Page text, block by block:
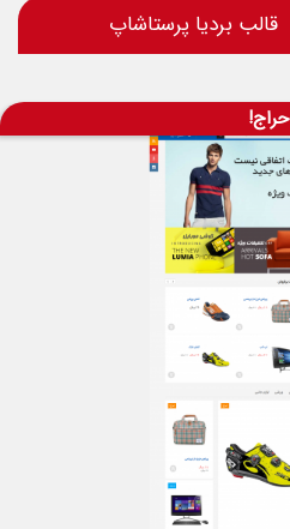
قالب بردیا پرستاشاپ
حراج!